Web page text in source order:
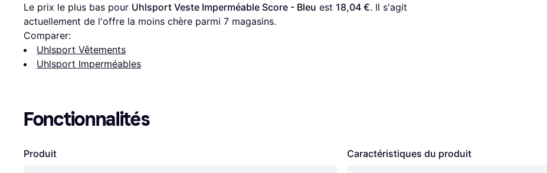
Le prix le plus bas pour Uhlsport Veste Imperméable Score - Bleu est 18,04 €. Il s'agit
actuellement de l'offre la moins chère parmi 7 magasins.
Comparer:
Uhlsport Vêtements
Uhlsport Imperméables
Fonctionnalités
Produit Caractéristiques du produit